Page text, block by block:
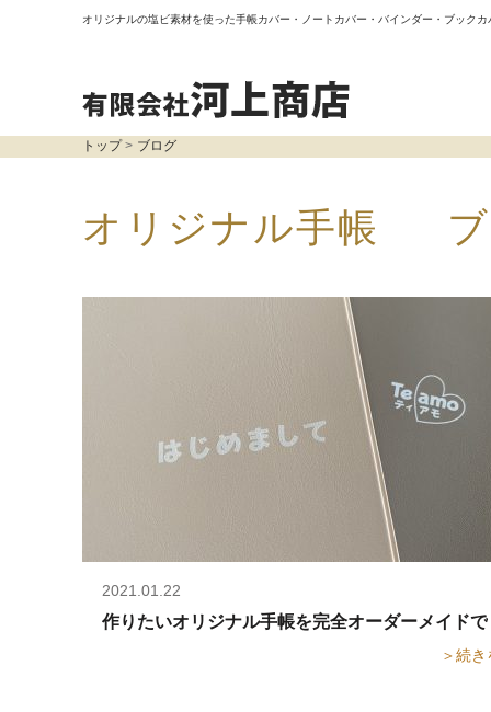
オリジナルの塩ビ素材を使った手帳カバー・ノートカバー・バインダー・ブック
トップ ブログ
オリジナル手帳 ブ
2021.01.22
作りたいオリジナル手帳を完全オーダーメイド
＞続